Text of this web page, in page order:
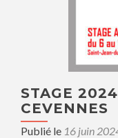
STAGE
CEVENNES
Publié le 16 juin